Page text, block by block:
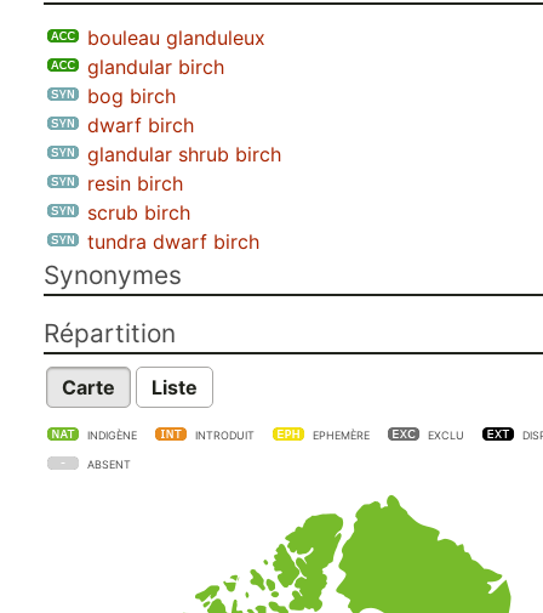
bouleau glanduleux
glandular birch
bog birch
dwarf birch
glandular shrub birch
resin birch
scrub birch
tundra dwarf birch
Synonymes
Répartition
Carte Liste
INDIGÈNE INTRODUIT EPHEMÈRE EXCLU
ABSENT